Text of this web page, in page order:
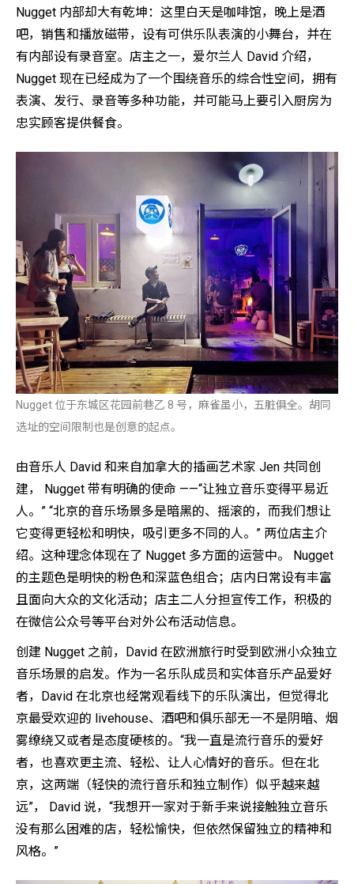
Nugget 内部却大有乾坤：这里白天是咖啡馆，晚上是酒
吧，销售和播放磁带，设有可供乐队表演的小舞台，并在
有内部设有录音室。店主之一，爱尔兰人 David 介绍，
Nugget 现在已经成为了一个围绕音乐的综合性空间，拥有
表演、发行、录音等多种功能，并可能马上要引入厨房为
忠实顾客提供餐食。
Nugget 位于东城区花园前巷乙 8 号，麻雀虽小，五脏俱全。胡同
选址的空间限制也是创意的起点。
由音乐人 David 和来自加拿大的插画艺术家 Jen 共同创
建， Nugget 带有明确的使命 ——“让独立音乐变得平易近
人。” “北京的音乐场景多是暗黑的、摇滚的，而我们想让
它变得更轻松和明快，吸引更多不同的人。” 两位店主介
绍。这种理念体现在了 Nugget 多方面的运营中。 Nugget
的主题色是明快的粉色和深蓝色组合；店内日常设有丰富
且面向大众的文化活动；店主二人分担宣传工作，积极的
在微信公众号等平台对外公布活动信息。
创建 Nugget 之前，David 在欧洲旅行时受到欧洲小众独立
音乐场景的启发。作为一名乐队成员和实体音乐产品爱好
者，David 在北京也经常观看线下的乐队演出，但觉得北
京最受欢迎的 livehouse、酒吧和俱乐部无一不是阴暗、烟
雾缭绕又或者是态度硬核的。“我一直是流行音乐的爱好
者，也喜欢更主流、轻松、让人心情好的音乐。但在北
京，这两端（轻快的流行音乐和独立制作）似乎越来越
远”， David 说，“我想开一家对于新手来说接触独立音乐
没有那么困难的店，轻松愉快，但依然保留独立的精神和
风格。”